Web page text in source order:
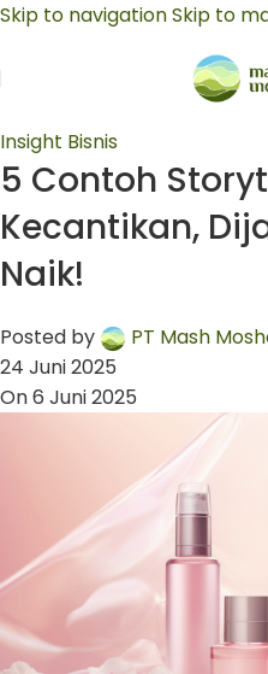
Skip to navigationSkip to
Insight Bisnis
5 Contoh
Kecantikan,
Naik!
Posted by
PT Mash
24 Juni 2025
On 6 Juni 2025